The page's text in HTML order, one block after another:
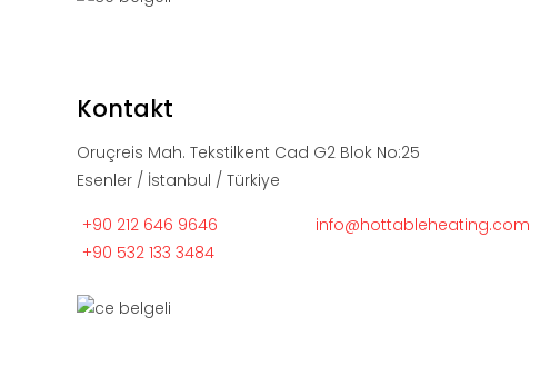
Kontakt
Oruçreis Mah. Tekstilkent Cad G2 Blok No:25
Esenler / İstanbul / Türkiye
+90 212 646 9646
+90 532 133 3484
info@hottableheating.com